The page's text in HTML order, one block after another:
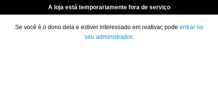
A loja está temporariamente fora de serviço
Se você é o dono dela e estiver interessado em reativar, pode entrar no
seu administrador.